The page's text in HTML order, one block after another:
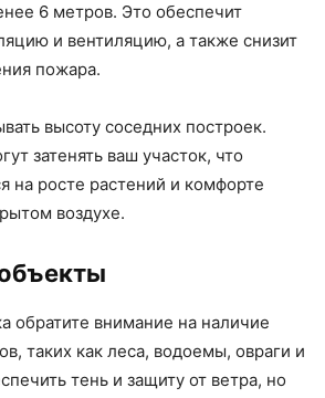
6 метров. Это обеспечит
и вентиляцию, а также снизит
пожара.
высоту соседних построек.
затенять ваш участок, что
на росте растений и комфорте
воздухе.
обратите внимание на наличие
таких как леса, водоемы, овраги и
тень и защиту от ветра, но